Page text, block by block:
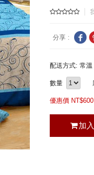
分享 :
配送方式: 常溫
數量
優惠價 NT$
加